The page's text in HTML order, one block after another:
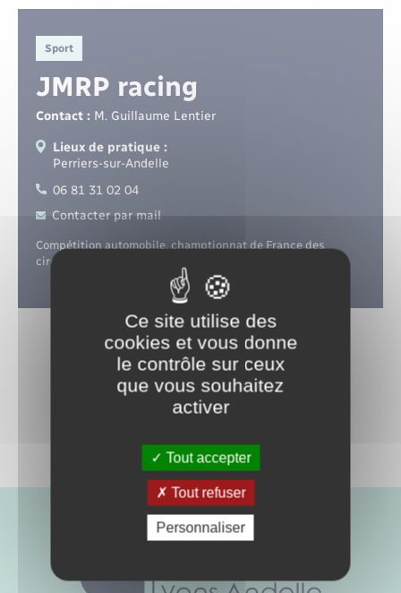
Santé - Social
Rénovation de l’habitat
Urbanisme
Sport
JMRP racing
Contact : M. Guillaume Lentier
Lieux de pratique :
Perriers-sur-Andelle
06 81 31 02 04
Contacter par mail
Compétition automobile, champtionnat de France des
circuits.
Ce site utilise des
cookies et vous donne
le contrôle sur ceux
que vous souhaitez
activer
Tout accepter
Tout refuser
Personnaliser